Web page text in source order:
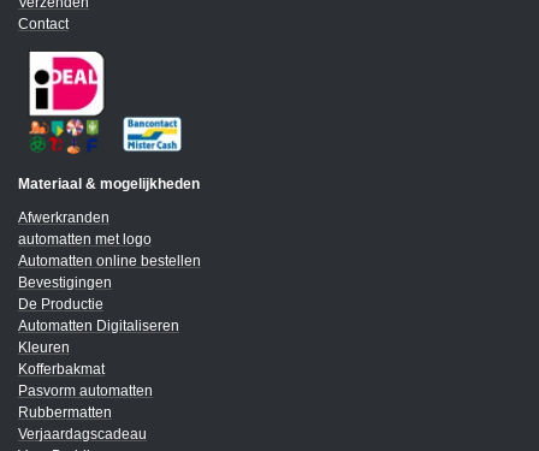
Contact
Materiaal & mogelijkheden
Afwerkranden
automatten met logo
Automatten online bestellen
Bevestigingen
De Productie
Automatten Digitaliseren
Kleuren
Kofferbakmat
Pasvorm automatten
Rubbermatten
Verjaardagscadeau